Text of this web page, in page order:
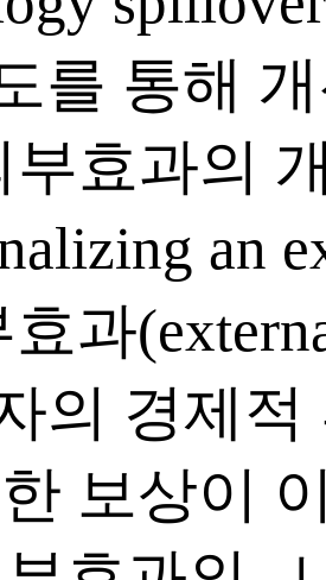
를 통해
부효과의
an
효과
의 경제
보상이